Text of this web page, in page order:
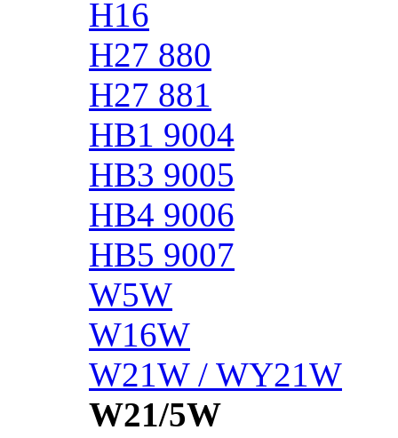
H16
H27 880
H27 881
HB1 9004
HB3 9005
HB4 9006
HB5 9007
W5W
W16W
W21W / WY21W
W21/5W